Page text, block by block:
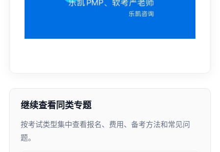
继续查看同类专题
按考试类型集中查看报名、费用、备考方法和常见问
题。